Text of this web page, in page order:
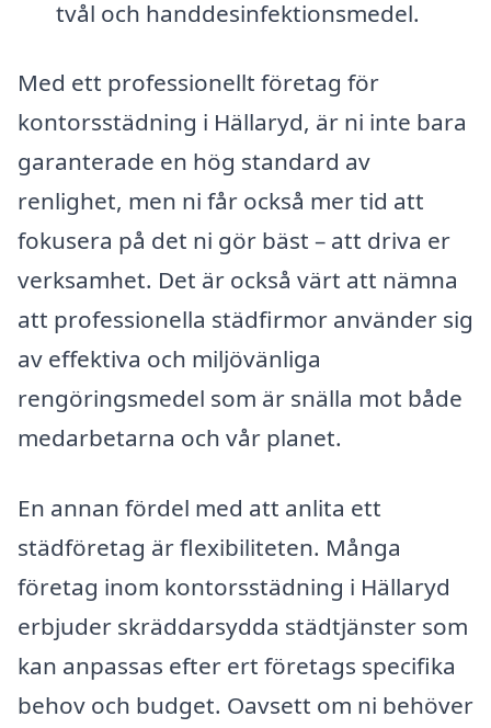
tvål och handdesinfektionsmedel.
Med ett professionellt företag för
kontorsstädning i Hällaryd, är ni inte bara
garanterade en hög standard av
renlighet, men ni får också mer tid att
fokusera på det ni gör bäst – att driva er
verksamhet. Det är också värt att nämna
att professionella städfirmor använder sig
av effektiva och miljövänliga
rengöringsmedel som är snälla mot både
medarbetarna och vår planet.
En annan fördel med att anlita ett
städföretag är flexibiliteten. Många
företag inom kontorsstädning i Hällaryd
erbjuder skräddarsydda städtjänster som
kan anpassas efter ert företags specifika
behov och budget. Oavsett om ni behöver